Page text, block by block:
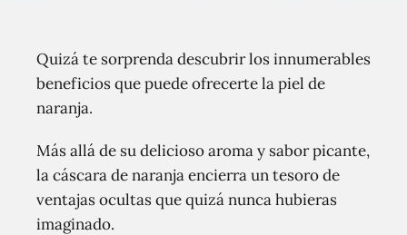
Quizá te sorprenda descubrir los innumerables
beneficios que puede ofrecerte la piel de
naranja.
Más allá de su delicioso aroma y sabor picante,
la cáscara de naranja encierra un tesoro de
ventajas ocultas que quizá nunca hubieras
imaginado.